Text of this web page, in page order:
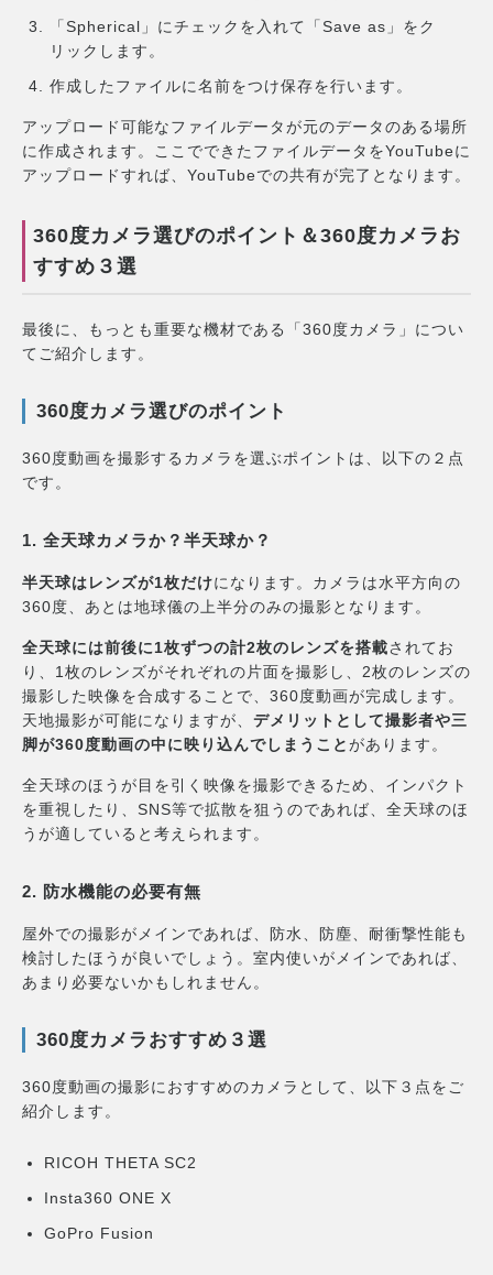
「Spherical」にチェックを入れて「Save as」をク
リックします。
作成したファイルに名前をつけ保存を行います。
アップロード可能なファイルデータが元のデータのある場所
に作成されます。ここでできたファイルデータをYouTubeに
アップロードすれば、YouTubeでの共有が完了となります。
360度カメラ選びのポイント＆360度カメラお
すすめ３選
最後に、もっとも重要な機材である「360度カメラ」につい
てご紹介します。
360度カメラ選びのポイント
360度動画を撮影するカメラを選ぶポイントは、以下の２点
です。
1. 全天球カメラか？半天球か？
半天球はレンズが1枚だけになります。カメラは水平方向の
360度、あとは地球儀の上半分のみの撮影となります。
全天球には前後に1枚ずつの計2枚のレンズを搭載されてお
り、1枚のレンズがそれぞれの片面を撮影し、2枚のレンズの
撮影した映像を合成することで、360度動画が完成します。
天地撮影が可能になりますが、 デメリットとして撮影者や三
脚が360度動画の中に映り込んでしまうことがあります。
全天球のほうが目を引く映像を撮影できるため、インパクト
を重視したり、SNS等で拡散を狙うのであれば、全天球のほ
うが適していると考えられます。
2. 防水機能の必要有無
屋外での撮影がメインであれば、防水、防塵、耐衝撃性能も
検討したほうが良いでしょう。室内使いがメインであれば、
あまり必要ないかもしれません。
360度カメラおすすめ３選
360度動画の撮影におすすめのカメラとして、以下３点をご
紹介します。
RICOH THETA SC2
Insta360 ONE X
GoPro Fusion